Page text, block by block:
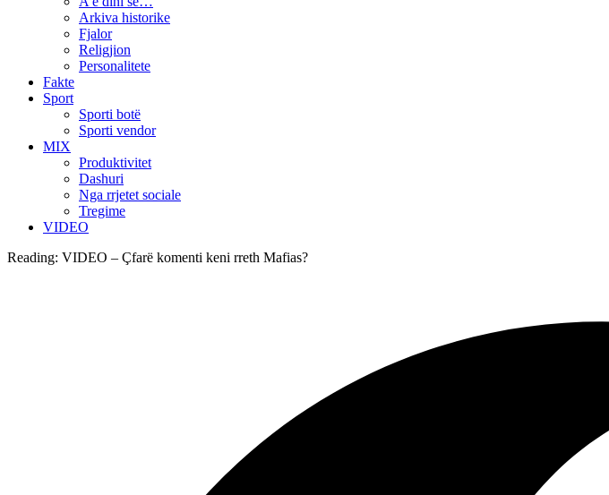
Arkiva historike
Fjalor
Religjion
Personalitete
Fakte
Sport
Sporti botë
Sporti vendor
MIX
Produktivitet
Dashuri
Nga rrjetet sociale
Tregime
VIDEO
Reading: VIDEO – Çfarë komenti keni rreth Mafias?